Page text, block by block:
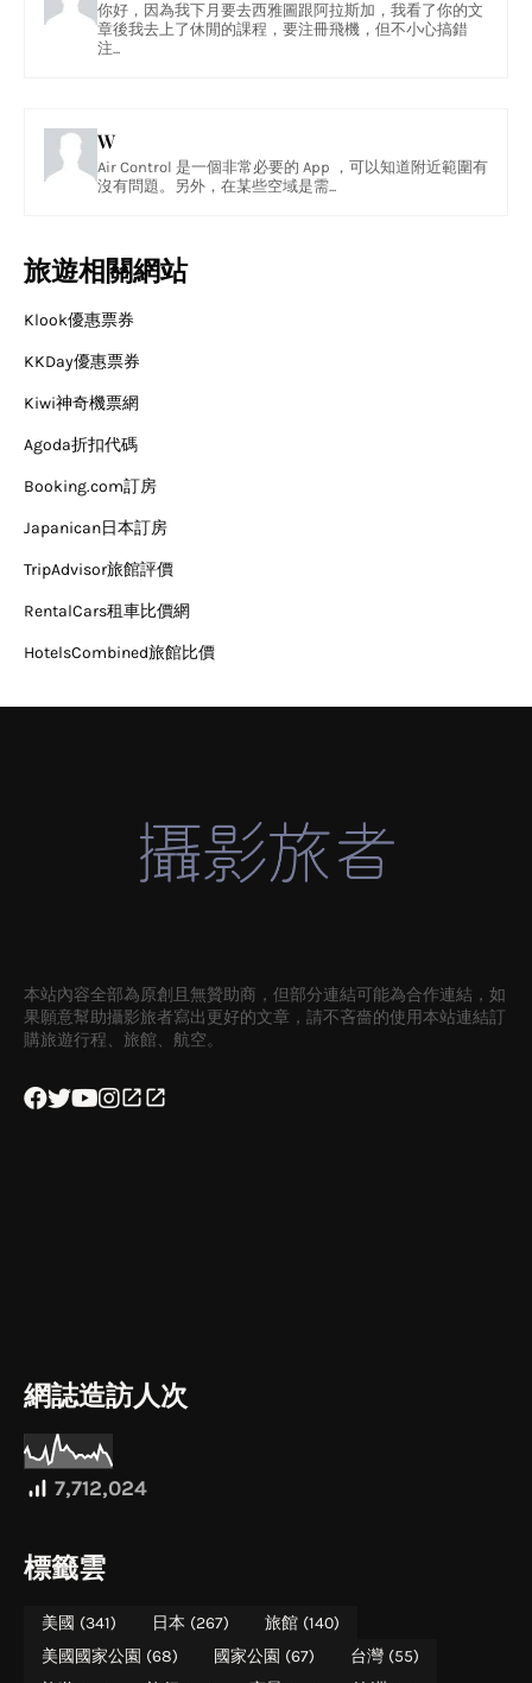
你好，因為我下月要去西雅圖跟阿拉斯加，我看了你的文
章後我去上了休閒的課程，要注冊飛機，但不小心搞錯
注...
W
Air Control 是一個非常必要的 App ，可以知道附近範圍有
沒有問題。另外，在某些空域是需...
旅遊相關網站
Klook優惠票券
KKDay優惠票券
Kiwi神奇機票網
Agoda折扣代碼
Booking.com訂房
Japanican日本訂房
TripAdvisor旅館評價
RentalCars租車比價網
HotelsCombined旅館比價
本站內容全部為原創且無贊助商，但部分連結可能為合作連結，如
果願意幫助攝影旅者寫出更好的文章，請不吝嗇的使用本站連結訂
購旅遊行程、旅館、航空。
網誌造訪人次
7,712,024
標籤雲
美國 (341) 日本 (267) 旅館 (140)
美國國家公園 (68) 國家公園 (67) 台灣 (55)